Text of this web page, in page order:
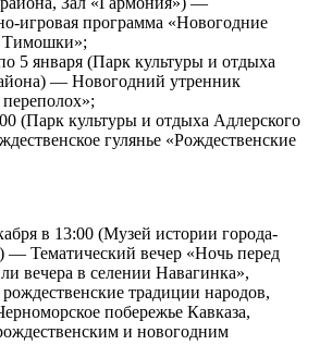
игровая программа «Новогодние
Тимошки»;
5 января (Парк культуры и отдыха
— Новогодний утренник
(Парк культуры и отдыха Адлерского
гулянье «Рождественские
в 13:00 (Музей истории города-
— Тематический вечер «Ночь перед
вечера в селении Навагинка»,
традиции народов,
побережье Кавказа,
и новогодним